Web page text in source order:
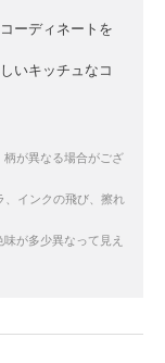
ーディネートを
いキッチュなコ
柄が異なる場合がござ
、インクの飛び、擦れ
が多少異なって見え